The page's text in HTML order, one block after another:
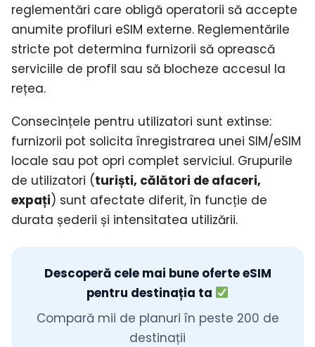
reglementări care obligă operatorii să accepte
anumite profiluri eSIM externe. Reglementările
stricte pot determina furnizorii să oprească
serviciile de profil sau să blocheze accesul la
rețea.
Consecințele pentru utilizatori sunt extinse:
furnizorii pot solicita înregistrarea unei SIM/eSIM
locale sau pot opri complet serviciul. Grupurile
de utilizatori (turiști, călători de afaceri,
expați) sunt afectate diferit, în funcție de
durata șederii și intensitatea utilizării.
Descoperă cele mai bune oferte eSIM
pentru destinația ta
Compară mii de planuri în peste 200 de
destinații